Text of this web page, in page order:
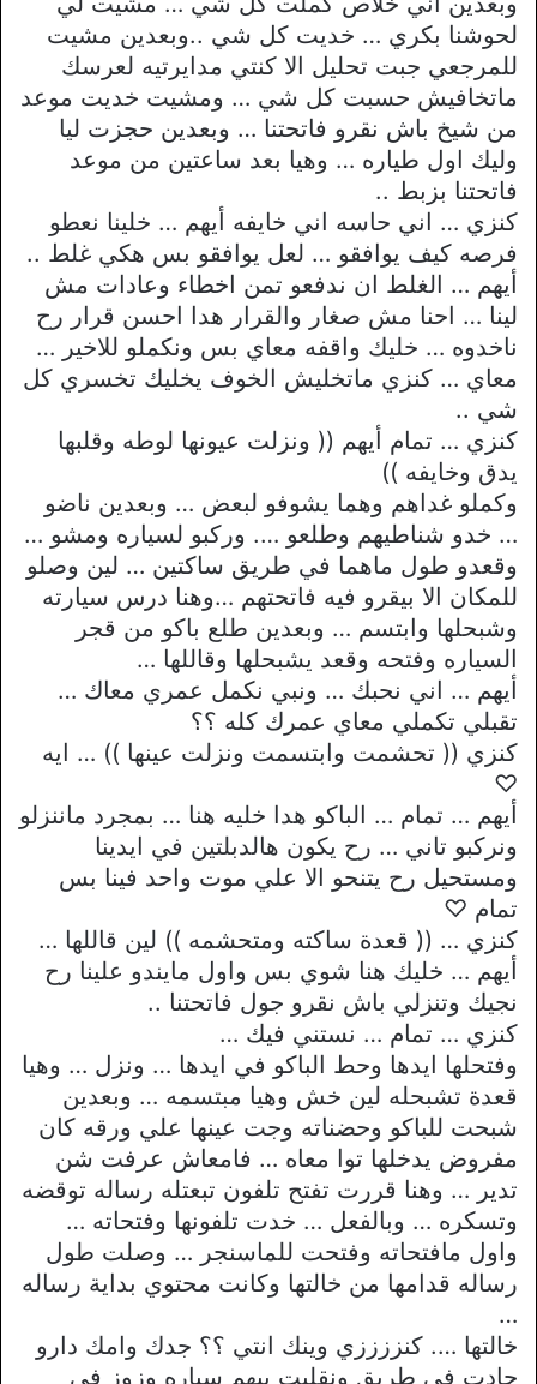
لحوشنا بكري … خديت كل شي ..وبعدين مشيت
للمرجعي جبت تحليل الا كنتي مدايرتيه لعرسك
ماتخافيش حسبت كل شي … ومشيت خديت موعد
من شيخ باش نقرو فاتحتنا … وبعدين حجزت ليا
وليك اول طياره … وهيا بعد ساعتين من موعد
فاتحتنا بزبط ..
كنزي … اني حاسه اني خايفه أيهم … خلينا نعطو
فرصه كيف يوافقو … لعل يوافقو بس هكي غلط ..
أيهم … الغلط ان ندفعو تمن اخطاء وعادات مش
لينا … احنا مش صغار والقرار هدا احسن قرار رح
ناخدوه … خليك واقفه معاي بس ونكملو للاخير …
معاي … كنزي ماتخليش الخوف يخليك تخسري كل
شي ..
كنزي … تمام أيهم (( ونزلت عيونها لوطه وقلبها
يدق وخايفه ))
وكملو غداهم وهما يشوفو لبعض … وبعدين ناضو
… خدو شناطيهم وطلعو …. وركبو لسياره ومشو …
وقعدو طول ماهما في طريق ساكتين … لين وصلو
للمكان الا بيقرو فيه فاتحتهم …وهنا درس سيارته
وشبحلها وابتسم … وبعدين طلع باكو من قجر
السياره وفتحه وقعد يشبحلها وقاللها …
أيهم … اني نحبك … ونبي نكمل عمري معاك …
تقبلي تكملي معاي عمرك كله ؟؟
كنزي (( تحشمت وابتسمت ونزلت عينها )) … ايه
♡
أيهم … تمام … الباكو هدا خليه هنا … بمجرد ماننزلو
ونركبو تاني … رح يكون هالدبلتين في ايدينا
ومستحيل رح يتنحو الا علي موت واحد فينا بس
تمام ♡
كنزي … (( قعدة ساكته ومتحشمه )) لين قاللها …
أيهم … خليك هنا شوي بس واول مايندو علينا رح
نجيك وتنزلي باش نقرو جول فاتحتنا ..
كنزي … تمام … نستني فيك …
وفتحلها ايدها وحط الباكو في ايدها … ونزل … وهيا
قعدة تشبحله لين خش وهيا مبتسمه … وبعدين
شبحت للباكو وحضناته وجت عينها علي ورقه كان
مفروض يدخلها توا معاه … فامعاش عرفت شن
تدير … وهنا قررت تفتح تلفون تبعتله رساله توقضه
وتسكره … وبالفعل … خدت تلفونها وفتحاته …
واول مافتحاته وفتحت للماسنجر … وصلت طول
رساله قدامها من خالتها وكانت محتوي بداية رساله
…
خالتها …. كنززززي وينك انتي ؟؟ جدك وامك دارو
حادت في طريق ونقلبت بيهم سياره وزوز في